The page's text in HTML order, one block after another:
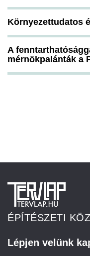
Környezettudatos
A
mérnökpalánták a
ÉPÍTÉSZETI
Lépjen velünk